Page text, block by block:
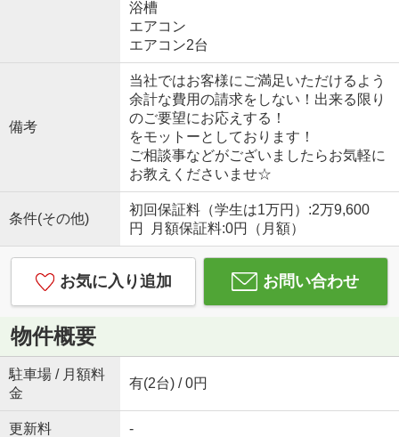
浴槽
エアコン
エアコン2台
備考
当社ではお客様にご満足いただけるよう
余計な費用の請求をしない！出来る限り
のご要望にお応えする！
をモットーとしております！
ご相談事などがございましたらお気軽に
お教えくださいませ☆
条件(その他)
初回保証料（学生は1万円）:2万9,600
円 月額保証料:0円（月額）
お気に入り追加 お問い合わせ
物件概要
駐車場 / 月額料
金
有(2台) / 0円
更新料 -